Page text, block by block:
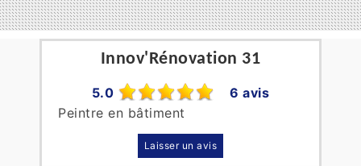
Innov'Rénovation 31
5.0
6 avis
Peintre en bâtiment
Laisser un avis